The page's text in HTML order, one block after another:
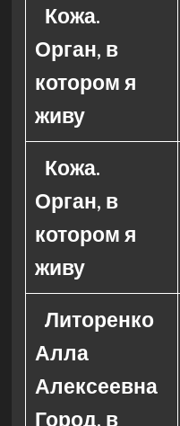
Кожа.
Орган, в
котором я
живу
Кожа.
Орган, в
котором я
живу
Литоренко
Алла
Алексеевна
Город, в